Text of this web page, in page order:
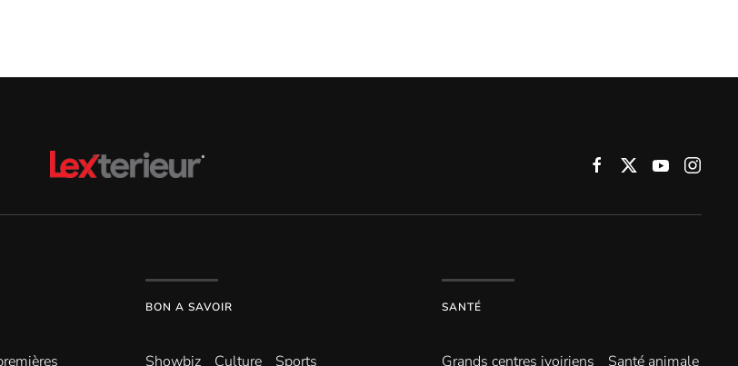
BON A SAVOIR
Showbiz Culture Sports
SANTÉ
Grands centres ivoiriens Santé animale